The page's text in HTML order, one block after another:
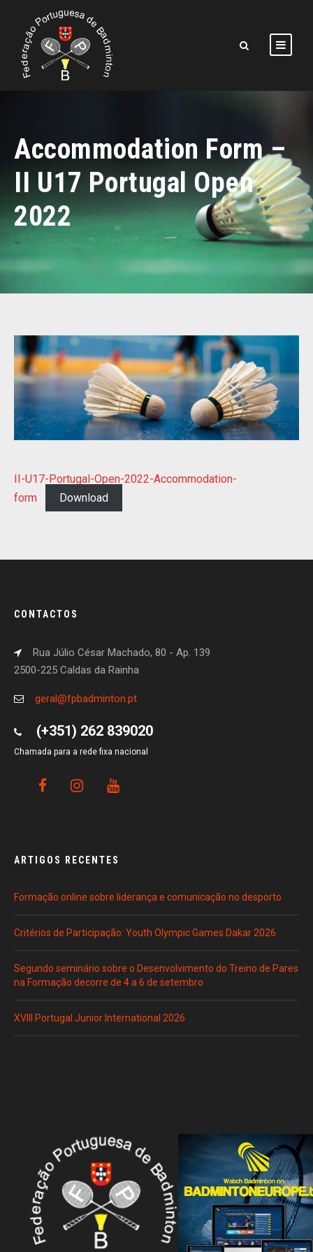
Accommodation Form –
II U17 Portugal Open
2022
II-U17-Portugal-Open-2022-Accommodation-
form
Download
CONTACTOS
Rua Júlio César Machado, 80 - Ap. 139
2500-225 Caldas da Rainha
geral@fpbadminton.pt
(+351) 262 839020
Chamada para a rede fixa nacional
ARTIGOS RECENTES
Formação online sobre liderança e comunicação no desporto
Critérios de Participação: Youth Olympic Games Dakar 2026
Segundo seminário sobre o Desenvolvimento do Treino de Pares
na Formação decorre de 4 a 6 de setembro
XVIII Portugal Junior International 2026